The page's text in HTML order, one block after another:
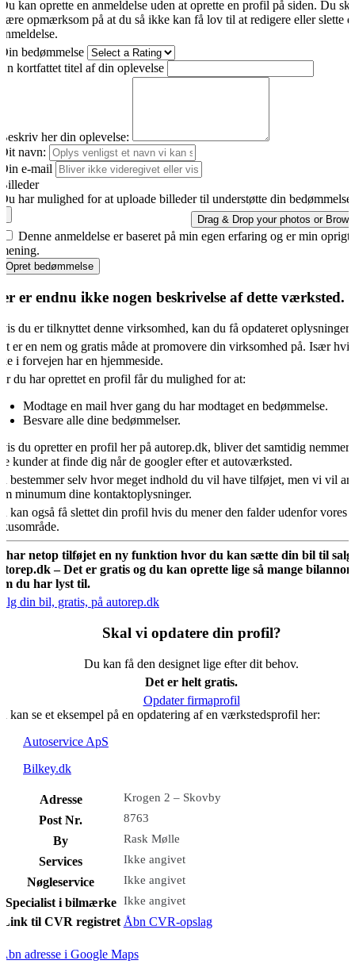
kan oprette en anmeldelse uden at oprette en profil på siden. Du
opmærksom på at du så ikke kan få lov til at redigere eller slette
bedømmelse
kortfattet titel af din oplevelse
her din oplevelse:
navn:
e-mail
har mulighed for at uploade billeder til understøtte din bedømmelse.
Drag & Drop your photos or
Denne anmeldelse er baseret på min egen erfaring og er min
Opret bedømmelse
er endnu ikke nogen beskrivelse af dette værksted.
du er tilknyttet denne virksomhed, kan du få opdateret
er en nem og gratis måde at promovere din virksomhed på. Især
i forvejen har en hjemmeside.
du har oprettet en profil får du mulighed for at:
Modtage en mail hver gang du har modtaget en bedømmelse.
Besvare alle dine bedømmelser.
du opretter en profil her på autorep.dk, bliver det samtidig
kunder at finde dig når de googler efter et autoværksted.
bestemmer selv hvor meget indhold du vil have tilføjet, men vi vil
minumum dine kontaktoplysninger.
kan også få slettet din profil hvis du mener den falder udenfor vores
har netop tilføjet en ny funktion hvor du kan sætte din bil til salg
– Det er gratis og du kan oprette lige så mange
du har lyst til.
din bil, gratis, på autorep.dk
Skal vi opdatere din profil?
Du kan få den designet lige efter dit behov.
Det er helt gratis.
Opdater firmaprofil
kan se et eksempel på en opdatering af en værkstedsprofil her:
Autoservice ApS
Bilkey.dk
Adresse Krogen 2 – Skovby
Post Nr. 8763
By Rask Mølle
Services Ikke angivet
Nøgleservice Ikke angivet
Specialist i bilmærke Ikke angivet
Link til CVR registret Åbn CVR-opslag
adresse i Google Maps